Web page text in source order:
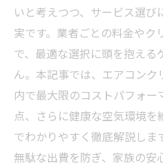
いと考えつつ、サービス選
実です。業者ごとの料金やク
で、最適な選択に頭を抱える
ん。本記事では、エアコン
内で最大限のコストパフォ
点、さらに健康な空気環境
でわかりやすく徹底解説しま
無駄な出費を防ぎ、家族の